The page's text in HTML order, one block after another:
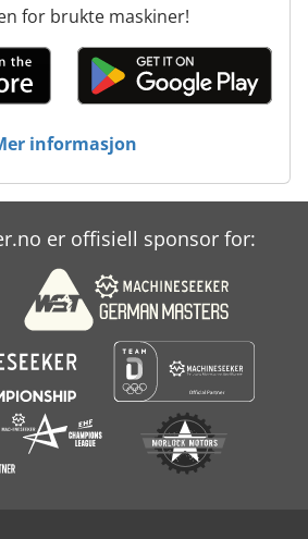
for brukte maskiner!
informasjon
er offisiell sponsor for: